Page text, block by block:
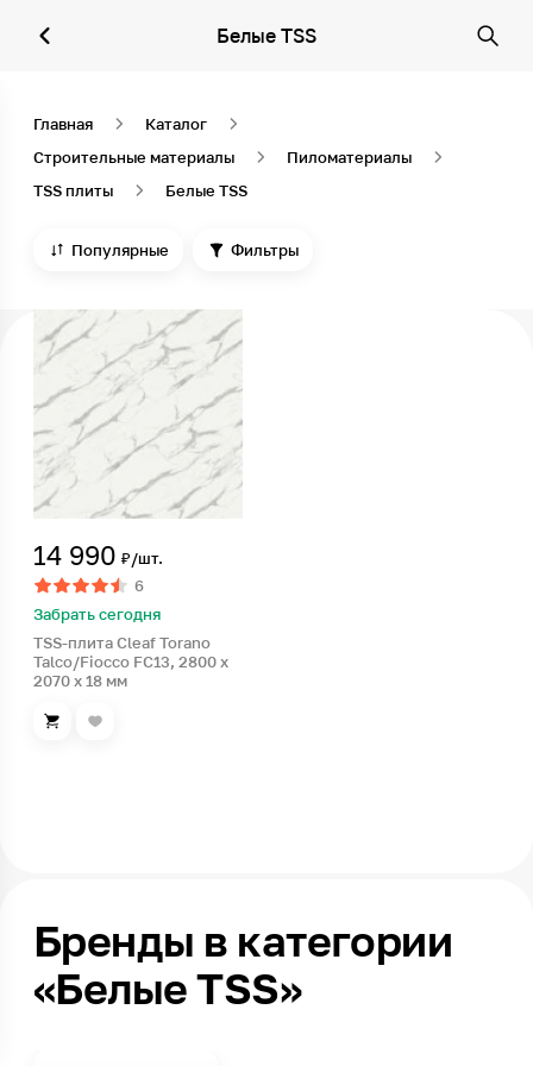
Белые TSS
Главная
Каталог
Строительные материалы
Пиломатериалы
TSS плиты
Белые TSS
Популярные Фильтры
14 990 ₽/шт.
6
Забрать сегодня
TSS-плита Cleaf Torano
Talco/Fiocco FC13, 2800 x
2070 x 18 мм
Бренды в категории
«Белые TSS»